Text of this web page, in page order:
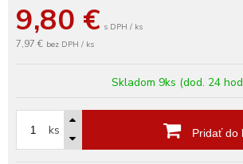
9,80 € s DPH / ks
7,97 € bez DPH / ks
Skladom 9ks (dod. 24
ks Pridať do